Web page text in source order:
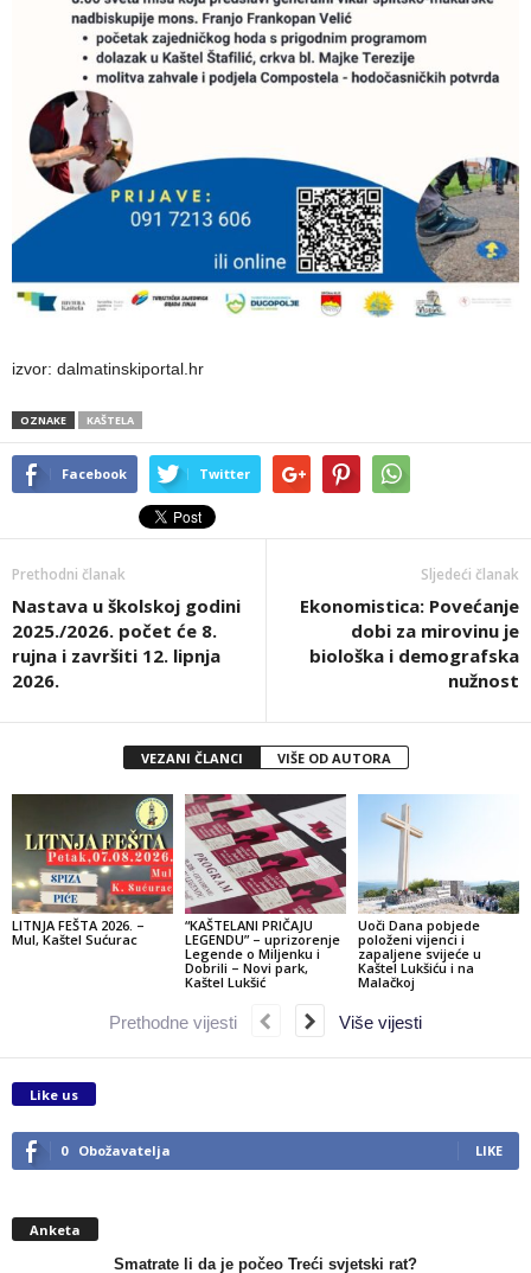
izvor: dalmatinskiportal.hr
OZNAKE KAŠTELA
Facebook Twitter
Prethodni članak
Nastava u školskoj godini
2025./2026. počet će 8.
rujna i završiti 12. lipnja
2026.
Sljedeći članak
Ekonomistica: Povećanje
dobi za mirovinu je
biološka i demografska
nužnost
VEZANI ČLANCI VIŠE OD AUTORA
LITNJA FEŠTA 2026. –
Mul, Kaštel Sućurac
“KAŠTELANI PRIČAJU
LEGENDU” – uprizorenje
Legende o Miljenku i
Dobrili – Novi park,
Kaštel Lukšić
Uoči Dana pobjede
položeni vijenci i
zapaljene svijeće u
Kaštel Lukšiću i na
Malačkoj
Prethodne vijesti Više vijesti
Like us
0 Obožavatelja LIKE
Anketa
Smatrate li da je počeo Treći svjetski rat?